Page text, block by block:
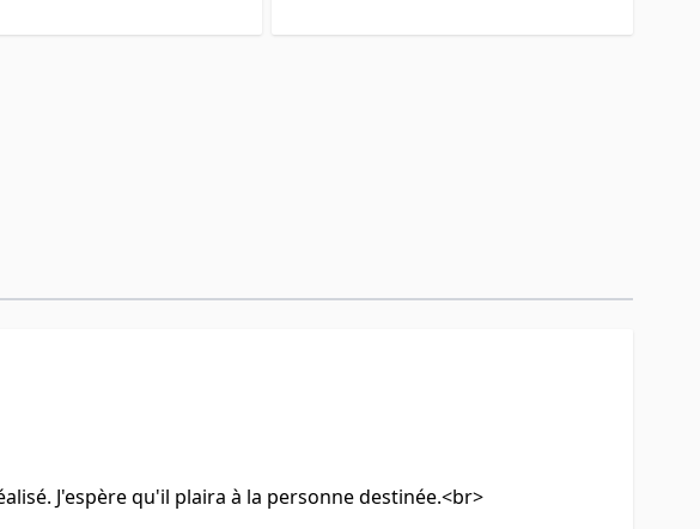
J'espère qu'il plaira à la personne destinée.<br>